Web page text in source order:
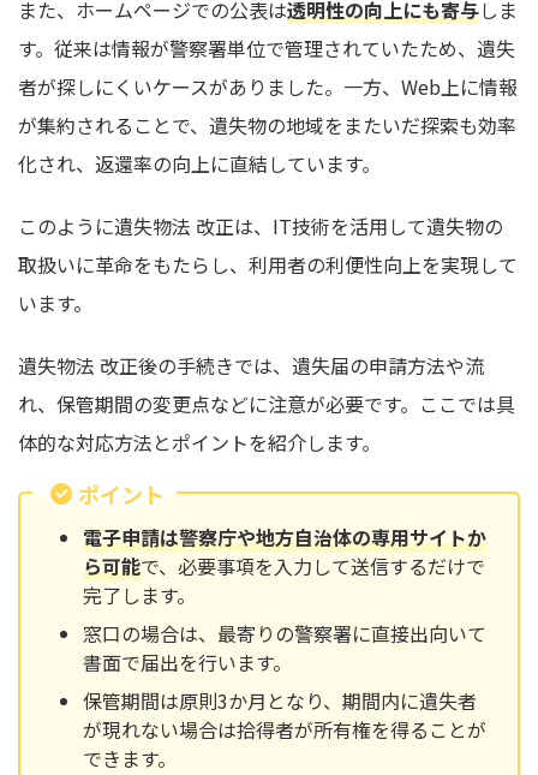
また、ホームページでの公表は透明性の向上にも寄与しま
す。従来は情報が警察署単位で管理されていたため、遺失
者が探しにくいケースがありました。一方、Web上に情報
が集約されることで、遺失物の地域をまたいだ探索も効率
化され、返還率の向上に直結しています。
このように遺失物法 改正は、IT技術を活用して遺失物の
取扱いに革命をもたらし、利用者の利便性向上を実現して
います。
遺失物法 改正後の手続きでは、遺失届の申請方法や流
れ、保管期間の変更点などに注意が必要です。ここでは具
体的な対応方法とポイントを紹介します。
ポイント
電子申請は警察庁や地方自治体の専用サイトか
ら可能で、必要事項を入力して送信するだけで
完了します。
窓口の場合は、最寄りの警察署に直接出向いて
書面で届出を行います。
保管期間は原則3か月となり、期間内に遺失者
が現れない場合は拾得者が所有権を得ることが
できます。